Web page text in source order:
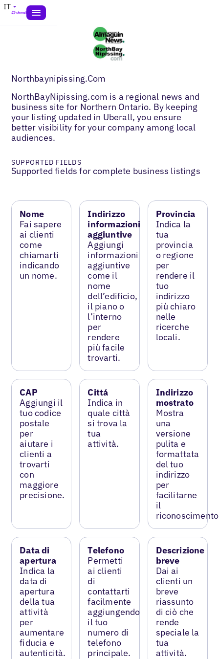
IT
Northbaynipissing.Com
NorthBayNipissing.com is a regional news and
business site for Northern Ontario. By keeping
your listing updated in Uberall, you ensure
better visibility for your company among local
audiences.
SUPPORTED FIELDS
Supported fields for complete business listings
Nome
Fai sapere
ai clienti
come
chiamarti
indicando
un nome.
Indirizzo
informazioni
aggiuntive
Aggiungi
informazioni
aggiuntive
come il
nome
dell’edificio,
il piano o
l’interno
per
rendere
più facile
trovarti.
Provincia
Indica la
tua
provincia
o regione
per
rendere il
tuo
indirizzo
più chiaro
nelle
ricerche
locali.
CAP
Aggiungi il
tuo codice
postale
per
aiutare i
clienti a
trovarti
con
maggiore
precisione.
Cittá
Indica in
quale città
si trova la
tua
attività.
Indirizzo
mostrato
Mostra
una
versione
pulita e
formattata
del tuo
indirizzo
per
facilitarne
il
Data di
apertura
Indica la
data di
apertura
della tua
attività
per
aumentare
fiducia e
autenticità.
Telefono
Permetti
ai clienti
di
contattarti
facilmente
aggiungendo
il tuo
numero di
telefono
principale.
Descrizione
breve
Dai ai
clienti un
breve
riassunto
di ciò che
rende
speciale la
tua
attività.